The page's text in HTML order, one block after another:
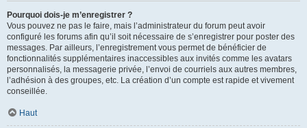
Pourquoi dois-je m’enregistrer ?
Vous pouvez ne pas le faire, mais l’administrateur du forum peut avoir
configuré les forums afin qu’il soit nécessaire de s’enregistrer pour poster des
messages. Par ailleurs, l’enregistrement vous permet de bénéficier de
fonctionnalités supplémentaires inaccessibles aux invités comme les avatars
personnalisés, la messagerie privée, l’envoi de courriels aux autres membres,
l’adhésion à des groupes, etc. La création d’un compte est rapide et vivement
conseillée.
Haut